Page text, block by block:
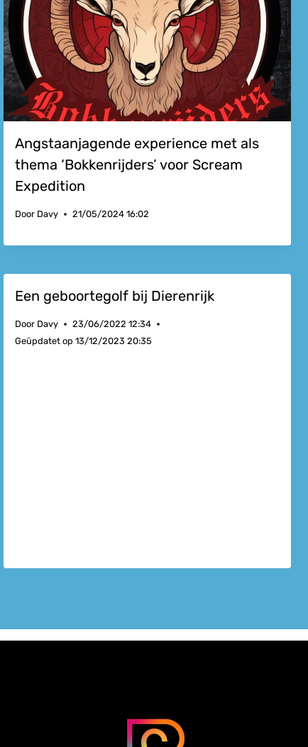
Angstaanjagende experience met als
thema ‘Bokkenrijders’ voor Scream
Expedition
Door Davy 21/05/2024 16:02
Een geboortegolf bij Dierenrijk
Door Davy
23/06/2022 12:34
Geüpdatet op 13/12/2023 20:35